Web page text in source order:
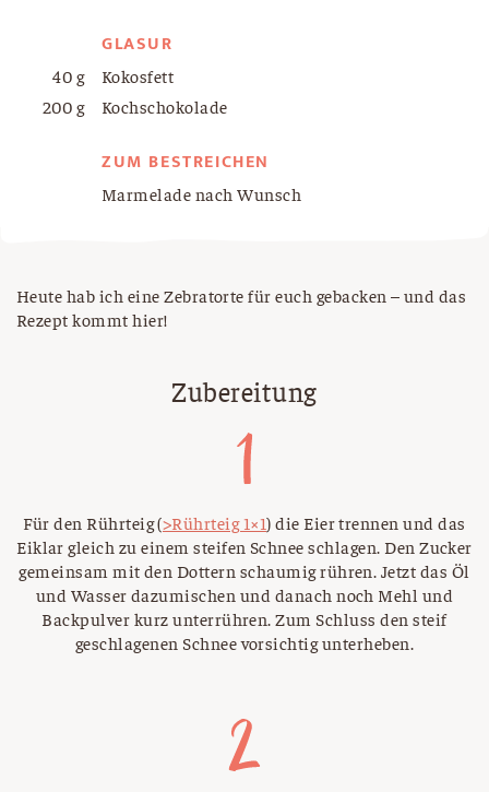
GLASUR
40 g
Kokosfett
200 g
Kochschokolade
ZUM BESTREICHEN
Marmelade nach Wunsch
Heute hab ich eine Zebratorte für euch gebacken – und das
Rezept kommt hier!
Zubereitung
Für den Rührteig (>Rührteig 1×1) die Eier trennen und das
Eiklar gleich zu einem steifen Schnee schlagen. Den Zucker
gemeinsam mit den Dottern schaumig rühren. Jetzt das Öl
und Wasser dazumischen und danach noch Mehl und
Backpulver kurz unterrühren. Zum Schluss den steif
geschlagenen Schnee vorsichtig unterheben.